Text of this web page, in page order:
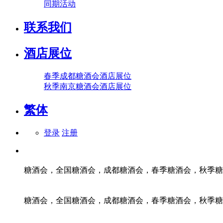
同期活动
联系我们
酒店展位
春季成都糖酒会酒店展位
秋季南京糖酒会酒店展位
繁体
登录 注册
糖酒会，全国糖酒会，成都糖酒会，春季糖酒会，秋季
糖酒会，全国糖酒会，成都糖酒会，春季糖酒会，秋季